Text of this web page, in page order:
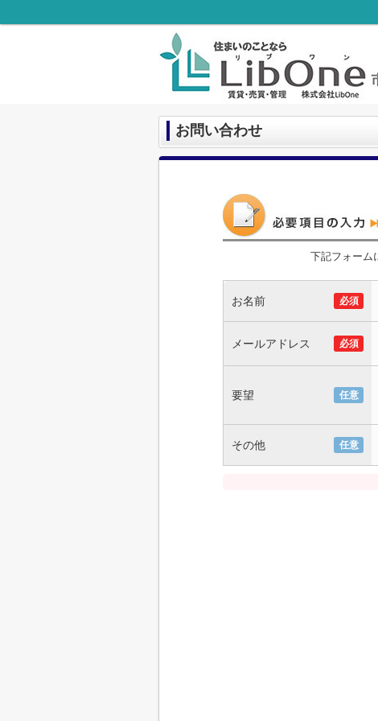
お問い合わせ
下記フォーム
お名前 必須
メールアドレス 必須
要望 任意
その他 任意